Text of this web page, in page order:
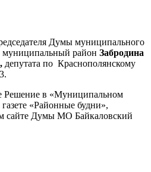
Думы муниципального
муниципальный район Забродина
депутата по Краснополянскому
Решение в «Муниципальном
«Районные будни»,
сайте Думы МО Байкаловский